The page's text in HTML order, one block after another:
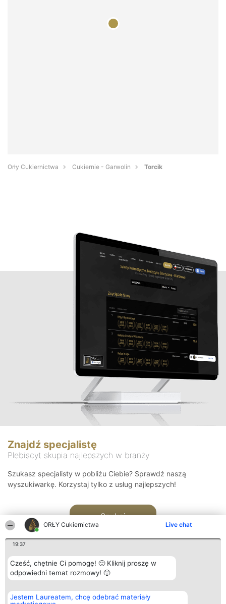
ORŁY Cukiernictwa Live chat
19:37
Cześć, chętnie Ci pomogę! 🙂 Kliknij proszę w
odpowiedni temat rozmowy! 🙂
Jestem Laureatem, chcę odebrać materiały
Orły Cukiernictwa Cukiernie - Garwolin Torcik
Znajdź specjalistę
Plebiscyt skupia najlepszych w branży
Szukasz specjalisty w pobliżu Ciebie? Sprawdź naszą
wyszukiwarkę. Korzystaj tylko z usług najlepszych!
Szukaj
Organizator plebiscytu
Bright Side Solutions sp. z o.
Plebiscyt
Laureaci
Kontakt
Kontakt